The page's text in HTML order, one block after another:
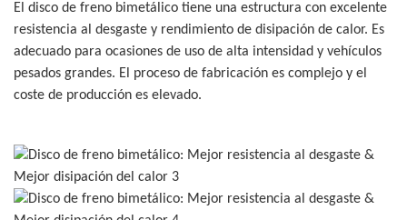
El disco de freno bimetálico tiene una estructura con excelente
resistencia al desgaste y rendimiento de disipación de calor. Es
adecuado para ocasiones de uso de alta intensidad y vehículos
pesados ​​grandes. El proceso de fabricación es complejo y el
coste de producción es elevado.